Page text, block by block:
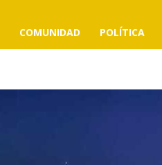
COMUNIDAD POLÍTICA